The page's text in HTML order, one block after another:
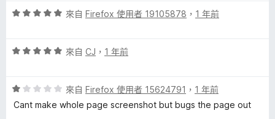
t
,
n
5
評
分
分
5
來自 Firefox 使用者 19105878 ， 1 年前
評
分
，
來自 CJ ， 1 年前
評
價
來自 Firefox 使用者 15624791 ， 1 年前
Cant make whole page screenshot but bugs the page out